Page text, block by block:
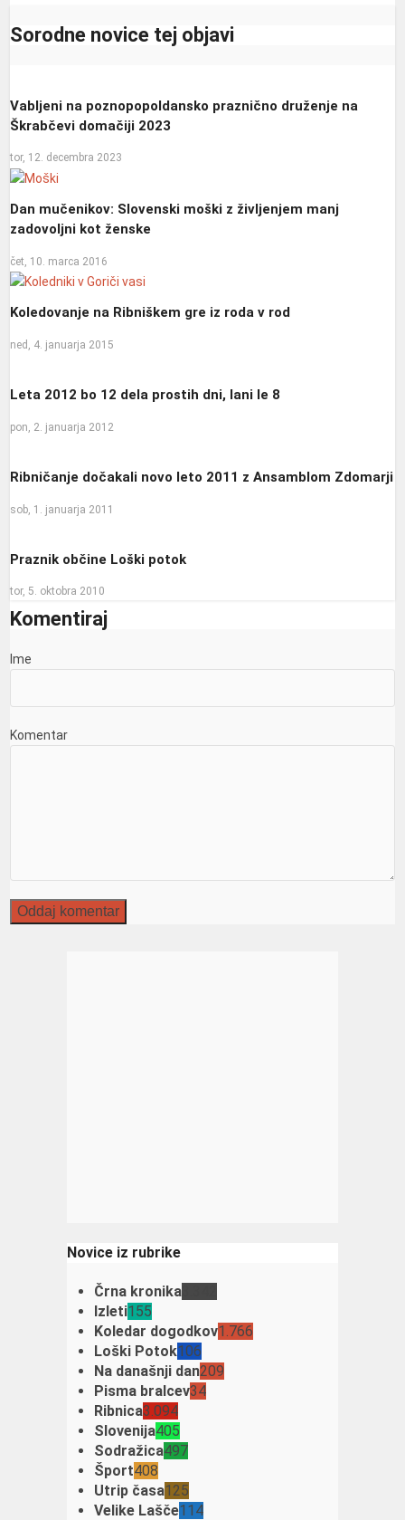
Sorodne novice tej objavi
Vabljeni na poznopopoldansko praznično druženje na
Škrabčevi domačiji 2023
tor, 12. decembra 2023
Dan mučenikov: Slovenski moški z življenjem manj
zadovoljni kot ženske
čet, 10. marca 2016
Koledovanje na Ribniškem gre iz roda v rod
ned, 4. januarja 2015
Leta 2012 bo 12 dela prostih dni, lani le 8
pon, 2. januarja 2012
Ribničanje dočakali novo leto 2011 z Ansamblom Zdomarji
sob, 1. januarja 2011
Praznik občine Loški potok
tor, 5. oktobra 2010
Komentiraj
Ime
Komentar
Novice iz rubrike
Črna kronika
Izleti155
Koledar dogodkov1.766
Loški Potok106
Na današnji dan209
Pisma bralcev34
Ribnica3.094
Slovenija405
Sodražica497
Šport408
Utrip časa125
Velike Lašče114